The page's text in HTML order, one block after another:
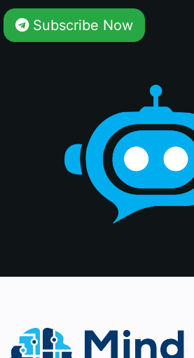
Subscribe Now